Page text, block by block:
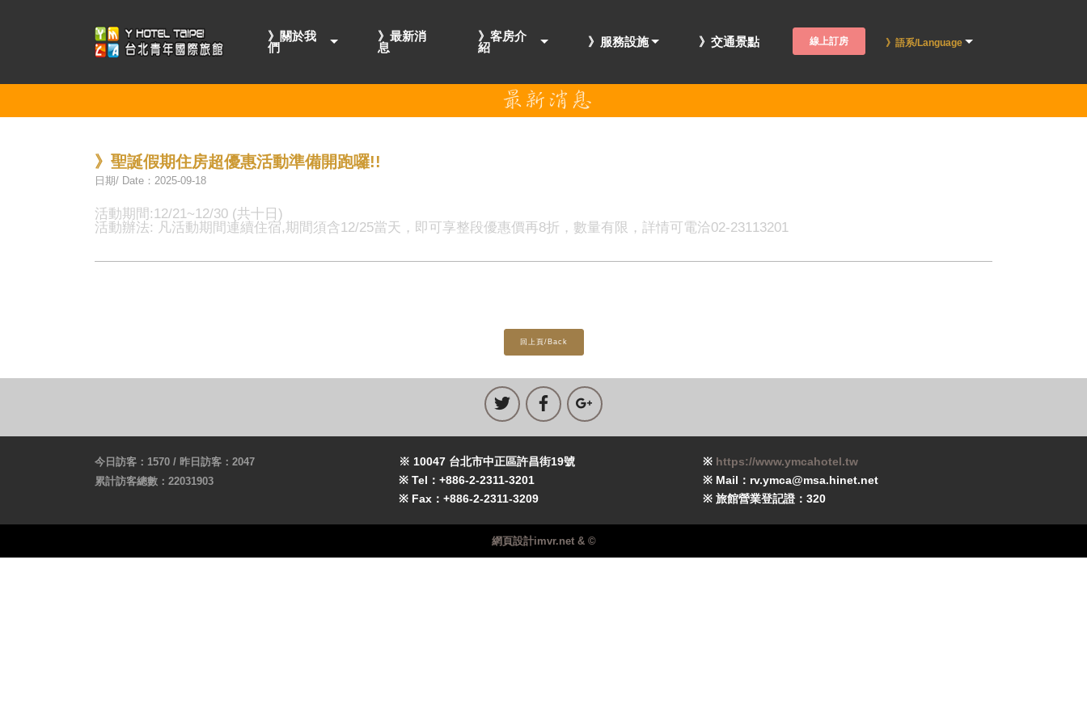
》關於我
們
》最新消
息
》客房介
紹
》服務設施 》交通景點 線上訂房 》語系/Language
》聖誕假期住房超優惠活動準備開跑囉!!
日期/ Date：2025-09-18
活動期間:12/21~12/30 (共十日)
活動辦法: 凡活動期間連續住宿,期間須含12/25當天，即可享整段優惠價再8折，數量有限，詳情可電洽02-23113201
回上頁/Back
今日訪客：1570 / 昨日訪客：2047
累計訪客總數：22031903
※ 10047 台北市中正區許昌街19號
※ Tel：+886-2-2311-3201
※ Fax：+886-2-2311-3209
※ https://www.ymcahotel.tw
※ Mail：rv.ymca@msa.hinet.net
※ 旅館營業登記證：320
網頁設計imvr.net & ©